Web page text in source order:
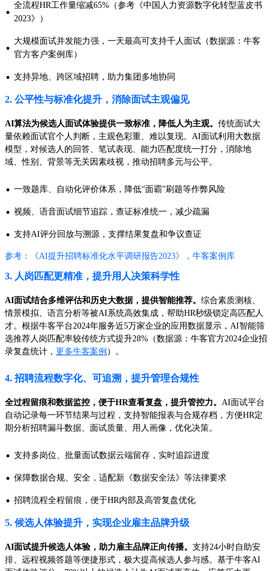
· 全流程HR工作量缩减65%（参考《中国人力资源数字化转型蓝皮书
2023》）
· 大规模面试并发能力强，一天最高可支持千人面试（数据源：牛客
官方客户案例库）
· 支持异地、跨区域招聘，助力集团多地协同
2. 公平性与标准化提升，消除面试主观偏见
AI算法为候选人面试体验提供一致标准，降低人为主观。 传统面试大
量依赖面试官个人判断，主观色彩重、难以复现。AI面试利用大数据
模型，对候选人的回答、笔试表现、能力匹配度统一打分，消除地
域、性别、背景等无关因素歧视，推动招聘多元与公平。
· 一致题库、自动化评价体系，降低“面霸”刷题等作弊风险
· 视频、语音面试细节追踪，查证标准统一，减少疏漏
· 支持AI评分回放与溯源，支撑结果复盘和争议查证
参考：《AI提升招聘标准化水平调研报告2023》，牛客案例库
3. 人岗匹配更精准，提升用人决策科学性
AI面试结合多维评估和历史大数据，提供智能推荐。 综合素质测核、
情景模拟、语言分析等被AI系统高效集成，帮助HR秒级锁定高匹配人
才。根据牛客平台2024年服务近5万家企业的应用数据显示，AI智能筛
选推荐人岗匹配率较传统方式提升28%（数据源：牛客官方2024企业招
录复盘统计， 更多牛客案例 ）。
4. 招聘流程数字化、可追溯，提升管理合规性
全过程留痕和数据监控，便于HR查看复盘，提升管控力。 AI面试平台
自动记录每一环节结果与过程，支持智能报表与合规存档，方便HR定
期分析招聘漏斗数据、面试质量、用人画像，优化决策。
· 支持多岗位、批量面试数据云端留存，实时追踪进度
· 保障数据合规、安全，适配新《数据安全法》等法律要求
· 招聘流程全程留痕，便于HR内部及高管复盘优化
5. 候选人体验提升，实现企业雇主品牌升级
AI面试提升候选人体验，助力雇主品牌正向传播。 支持24小时自助安
排、远程视频答题等便捷形式，极大提高候选人参与感。基于牛客AI